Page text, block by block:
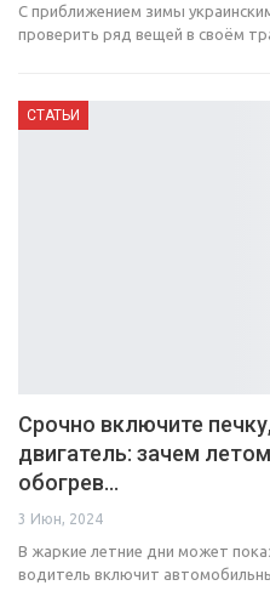
С приближением зимы
проверить ряд вещей в своём
СТАТЬИ
Срочно включите
двигатель: зачем
обогрев…
3 Июн, 2024
В жаркие летние дни может
водитель включит